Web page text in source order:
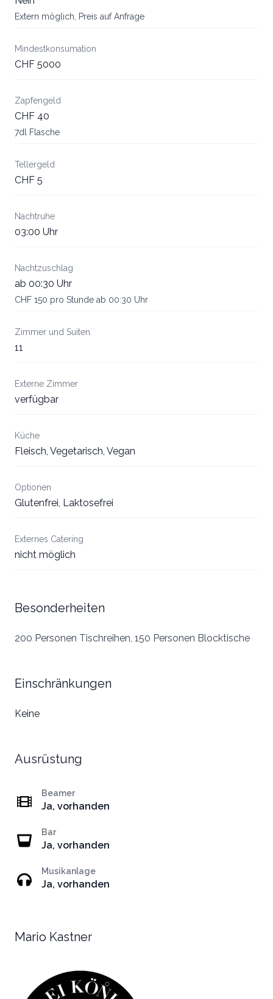
Extern möglich, Preis auf Anfrage
Mindestkonsumation
CHF 5000
Zapfengeld
CHF 40
7dl Flasche
Tellergeld
CHF 5
Nachtruhe
03:00 Uhr
Nachtzuschlag
ab 00:30 Uhr
CHF 150 pro Stunde ab 00:30 Uhr
Zimmer und Suiten
11
Externe Zimmer
verfügbar
Küche
Fleisch, Vegetarisch, Vegan
Optionen
Glutenfrei, Laktosefrei
Externes Catering
nicht möglich
Besonderheiten
200 Personen Tischreihen, 150 Personen Blocktische
Einschränkungen
Keine
Ausrüstung
Beamer
Ja, vorhanden
Bar
Ja, vorhanden
Musikanlage
Ja, vorhanden
Mario Kastner